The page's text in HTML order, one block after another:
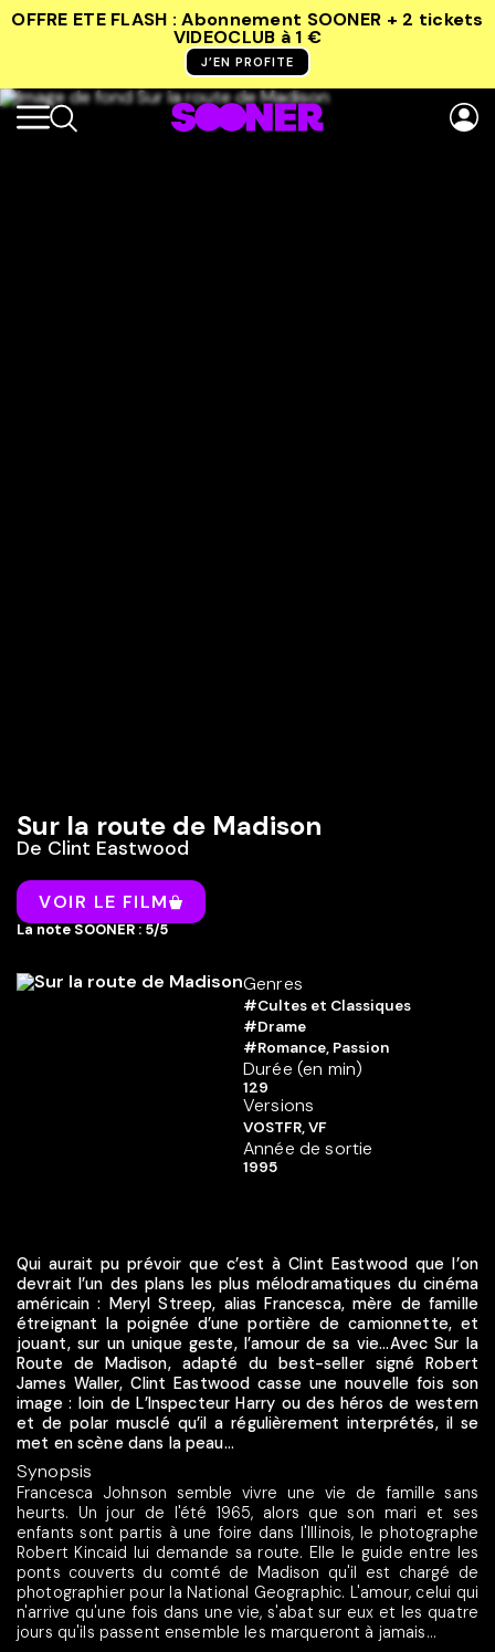
OFFRE ETE FLASH : Abonnement SOONER + 2 tickets
VIDEOCLUB à 1 €
J’EN PROFITE
Sur la route de Madison
De Clint Eastwood
VOIR LE FILM
La note SOONER : 5/5
Genres
#Cultes et Classiques
#Drame
#Romance, Passion
Durée (en min)
129
Versions
VOSTFR, VF
Année de sortie
1995
Qui aurait pu prévoir que c’est à Clint Eastwood que l’on
devrait l’un des plans les plus mélodramatiques du cinéma
américain : Meryl Streep, alias Francesca, mère de famille
étreignant la poignée d’une portière de camionnette, et
jouant, sur un unique geste, l’amour de sa vie...Avec Sur la
Route de Madison, adapté du best-seller signé Robert
James Waller, Clint Eastwood casse une nouvelle fois son
image : loin de L’Inspecteur Harry ou des héros de western
et de polar musclé qu’il a régulièrement interprétés, il se
met en scène dans la peau...
Synopsis
Francesca Johnson semble vivre une vie de famille sans
heurts. Un jour de l'été 1965, alors que son mari et ses
enfants sont partis à une foire dans l'Illinois, le photographe
Robert Kincaid lui demande sa route. Elle le guide entre les
ponts couverts du comté de Madison qu'il est chargé de
photographier pour la National Geographic. L'amour, celui qui
n'arrive qu'une fois dans une vie, s'abat sur eux et les quatre
jours qu'ils passent ensemble les marqueront à jamais...